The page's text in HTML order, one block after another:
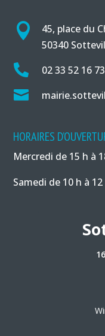

45, place du
50340
 02 33 52 16 73

HORAIRES
Mercredi de 15 h à
Samedi de 10 h à 12